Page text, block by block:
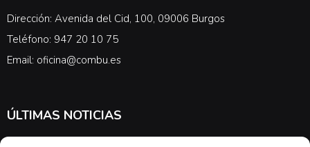
Dirección: Avenida del Cid, 100, 09006 Burgos
Teléfono: 947 20 10 75
Email: oficina@combu.es
ÚLTIMAS NOTICIAS